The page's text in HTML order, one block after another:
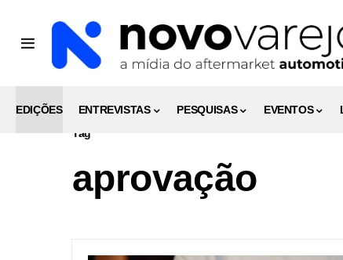
EDIÇÕES ENTREVISTAS PESQUISAS EVENTOS
Tag
aprovação